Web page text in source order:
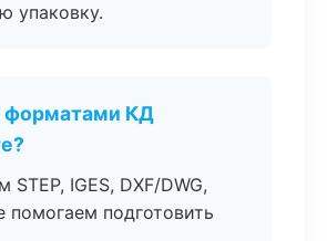
упаковку.
форматами КД
IGES, DXF/DWG,
помогаем подготовить